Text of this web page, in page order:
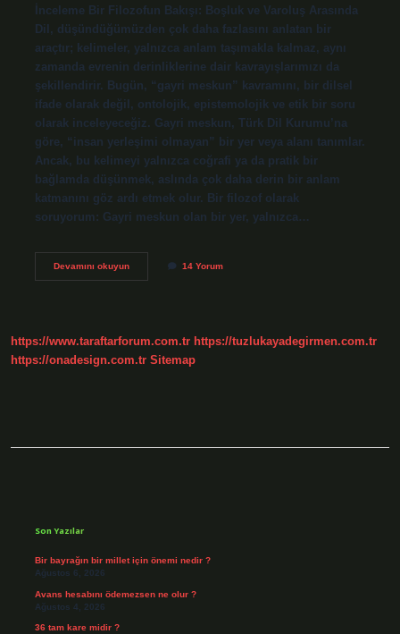
İnceleme Bir Filozofun Bakışı: Boşluk ve Varoluş Arasında
Dil, düşündüğümüzden çok daha fazlasını anlatan bir
araçtır; kelimeler, yalnızca anlam taşımakla kalmaz, aynı
zamanda evrenin derinliklerine dair kavrayışlarımızı da
şekillendirir. Bugün, “gayri meskun” kavramını, bir dilsel
ifade olarak değil, ontolojik, epistemolojik ve etik bir soru
olarak inceleyeceğiz. Gayri meskun, Türk Dil Kurumu’na
göre, “insan yerleşimi olmayan” bir yer veya alanı tanımlar.
Ancak, bu kelimeyi yalnızca coğrafi ya da pratik bir
bağlamda düşünmek, aslında çok daha derin bir anlam
katmanını göz ardı etmek olur. Bir filozof olarak
soruyorum: Gayri meskun olan bir yer, yalnızca…
Devamını okuyunGayri
14 Yorum
https://www.taraftarforum.com.tr https://tuzlukayadegirmen.com.tr
https://onadesign.com.tr Sitemap
Son Yazılar
Bir bayrağın bir millet için önemi nedir ?
Ağustos 6, 2026
Avans hesabını ödemezsen ne olur ?
Ağustos 4, 2026
36 tam kare midir ?